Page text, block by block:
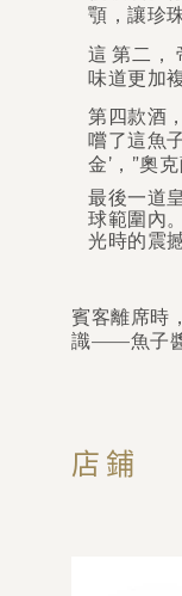
顎，讓珍
這 第二，
味道更加
第四款酒
嚐了這魚
金’，”奧
最後一道
球範圍內
光時的震
賓客離席時
識——魚子
店鋪